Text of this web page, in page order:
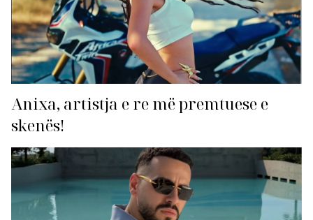
Anixa, artistja e re më premtuese e
skenës!